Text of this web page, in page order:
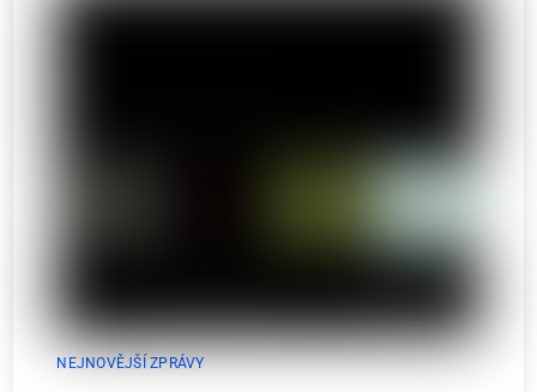
NEJNOVĚJŠÍ ZPRÁVY